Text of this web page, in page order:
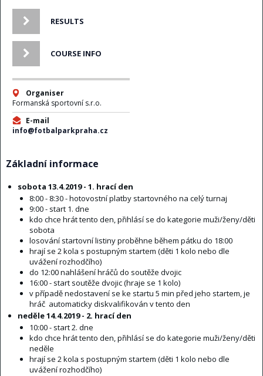
RESULTS
COURSE INFO
Organiser
Formanská sportovní s.r.o.
E-mail
info@fotbalparkpraha.cz
Základní informace
sobota 13.4.2019 - 1. hrací den
8:00 - 8:30 - hotovostní platby startovného na celý turnaj
9:00 - start 1. dne
kdo chce hrát tento den, přihlásí se do kategorie muži/ženy/děti
sobota
losování startovní listiny proběhne během pátku do 18:00
hrají se 2 kola s postupným startem (děti 1 kolo nebo dle
uvážení rozhodčího)
do 12:00 nahlášení hráčů do soutěže dvojic
16:00 - start soutěže dvojic (hraje se 1 kolo)
v případě nedostavení se ke startu 5 min před jeho startem, je
hráč automaticky diskvalifikován v tento den
neděle 14.4.2019 - 2. hrací den
10:00 - start 2. dne
kdo chce hrát tento den, přihlásí se do kategorie muži/ženy/děti
neděle
hrají se 2 kola s postupným startem (děti 1 kolo nebo dle
uvážení rozhodčího)